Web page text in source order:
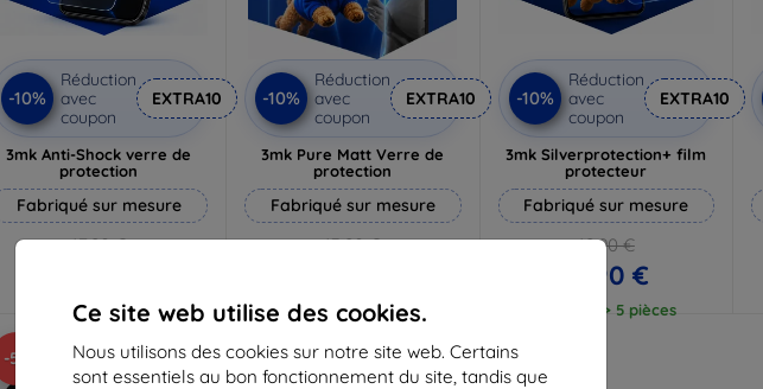
Ce site web utilise des cookies.
Nous utilisons des cookies sur notre site web. Certains
sont essentiels au bon fonctionnement du site, tandis que
-10%
Réduction
avec
coupon
EXTRA10
3mk Anti-Shock verre de
protection
Fabriqué sur mesure
17,90 €
En stock > 5 pièces
-10%
Réduction
avec
coupon
EXTRA10
3mk Pure Matt Verre de
protection
Fabriqué sur mesure
13,90 €
En stock > 5 pièces
-10%
Réduction
avec
coupon
EXTRA10
3mk Silverprotection+ film
protecteur
Fabriqué sur mesure
19,90 €
17,90 €
En stock > 5 pièces
-5% -5%